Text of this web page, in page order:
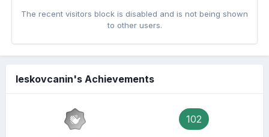
The recent visitors block is disabled and is not being shown
to other users.
leskovcanin's Achievements
102